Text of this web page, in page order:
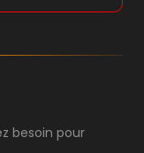
besoin pour